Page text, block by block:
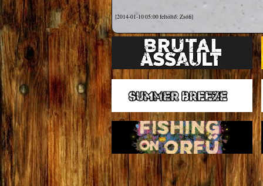
[2014-01-10 05:00 feltöltő: Zsófi]